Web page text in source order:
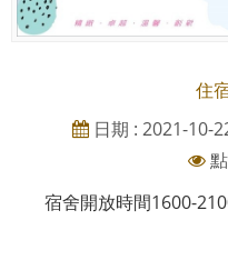
住
日期 : 2021-10-
宿舍開放時間1600-